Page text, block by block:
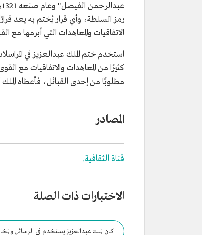
رمز السلطة، وأي قرار يُختم به يعد
الاتفاقيات والمعاهدات التي أبرمها مع
استخدم ختم الملك عبدالعزيز في
كثيرًا من المعاهدات والاتفاقيات مع
مطلوبًا من إحدى القبائل، فأعطاه الملك
المصادر
قناة الثقافية.
الاختبارات ذات الصلة
كان الملك عبدالعزيز يستخدم في الرسائل